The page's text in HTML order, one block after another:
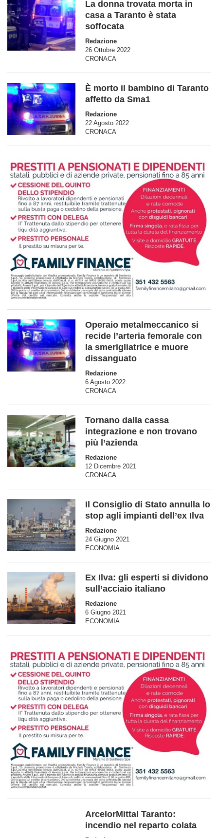
La donna trovata morta in
casa a Taranto è stata
soffocata
Redazione
26 Ottobre 2022
CRONACA
È morto il bambino di Taranto
affetto da Sma1
Redazione
22 Agosto 2022
CRONACA
Operaio metalmeccanico si
recide l’arteria femorale con
la smerigliatrice e muore
dissanguato
Redazione
6 Agosto 2022
CRONACA
Tornano dalla cassa
integrazione e non trovano
più l’azienda
Redazione
12 Dicembre 2021
CRONACA
Il Consiglio di Stato annulla lo
stop agli impianti dell’ex Ilva
Redazione
24 Giugno 2021
ECONOMIA
Ex Ilva: gli esperti si dividono
sull’acciaio italiano
Redazione
6 Giugno 2021
ECONOMIA
ArcelorMittal Taranto:
incendio nel reparto colata